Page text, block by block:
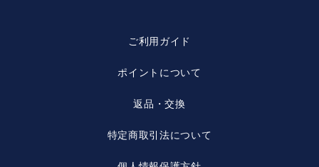
ご利用ガイド
ポイントについて
返品・交換
特定商取引法について